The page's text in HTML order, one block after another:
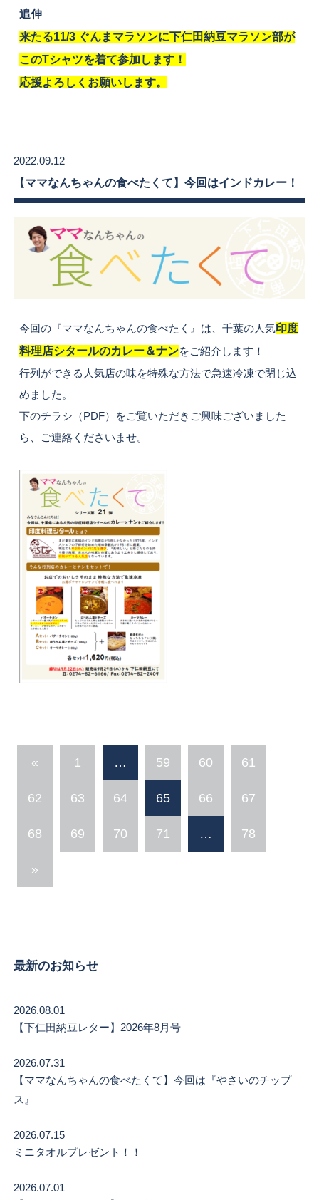
追伸
来たる11/3 ぐんまマラソンに下仁田納豆マラソン部が
このTシャツを着て参加します！
応援よろしくお願いします。
2022.09.12
【ママなんちゃんの食べたくて】今回はインドカレー！
今回の『ママなんちゃんの食べたく』は、千葉の人気印度
料理店シタールのカレー＆ナンをご紹介します！
行列ができる人気店の味を特殊な方法で急速冷凍で閉じ込
めました。
下のチラシ（PDF）をご覧いただきご興味ございました
ら、ご連絡くださいませ。
« 1 … 59 60 61
62 63 64 65 66 67
68 69 70 71 … 78
»
最新のお知らせ
【下仁田納豆レター】2026年8月号
2026.08.01
【ママなんちゃんの食べたくて】今回は『やさいのチップ
ス』
2026.07.31
ミニタオルプレゼント！！
2026.07.15
2026.07.01